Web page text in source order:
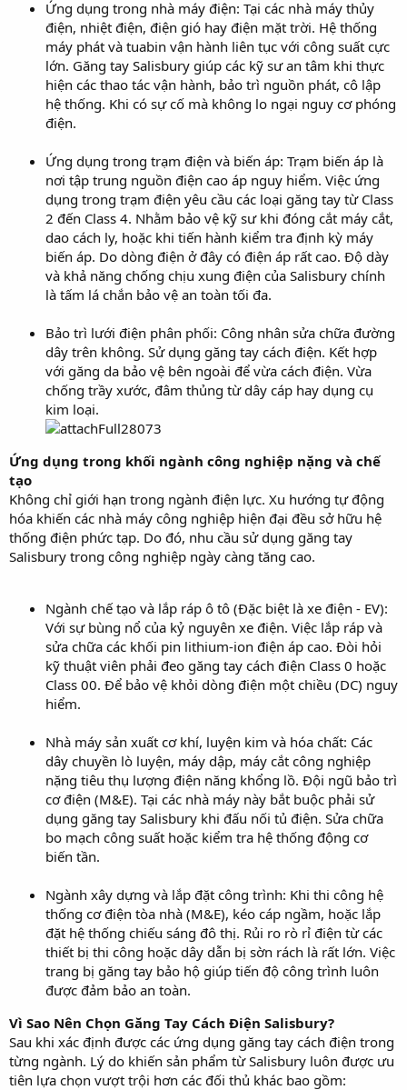
Ứng dụng trong nhà máy điện: Tại các nhà máy thủy
điện, nhiệt điện, điện gió hay điện mặt trời. Hệ thống
máy phát và tuabin vận hành liên tục với công suất cực
lớn. Găng tay Salisbury giúp các kỹ sư an tâm khi thực
hiện các thao tác vận hành, bảo trì nguồn phát, cô lập
hệ thống. Khi có sự cố mà không lo ngại nguy cơ phóng
điện.
Ứng dụng trong trạm điện và biến áp: Trạm biến áp là
nơi tập trung nguồn điện cao áp nguy hiểm. Việc ứng
dụng trong trạm điện yêu cầu các loại găng tay từ Class
2 đến Class 4. Nhằm bảo vệ kỹ sư khi đóng cắt máy cắt,
dao cách ly, hoặc khi tiến hành kiểm tra định kỳ máy
biến áp. Do dòng điện ở đây có điện áp rất cao. Độ dày
và khả năng chống chịu xung điện của Salisbury chính
là tấm lá chắn bảo vệ an toàn tối đa.
Bảo trì lưới điện phân phối: Công nhân sửa chữa đường
dây trên không. Sử dụng găng tay cách điện. Kết hợp
với găng da bảo vệ bên ngoài để vừa cách điện. Vừa
chống trầy xước, đâm thủng từ dây cáp hay dụng cụ
kim loại.
Ứng dụng trong khối ngành công nghiệp nặng và chế
tạo
Không chỉ giới hạn trong ngành điện lực. Xu hướng tự động
hóa khiến các nhà máy công nghiệp hiện đại đều sở hữu hệ
thống điện phức tạp. Do đó, nhu cầu sử dụng găng tay
Salisbury trong công nghiệp ngày càng tăng cao.
Ngành chế tạo và lắp ráp ô tô (Đặc biệt là xe điện - EV):
Với sự bùng nổ của kỷ nguyên xe điện. Việc lắp ráp và
sửa chữa các khối pin lithium-ion điện áp cao. Đòi hỏi
kỹ thuật viên phải đeo găng tay cách điện Class 0 hoặc
Class 00. Để bảo vệ khỏi dòng điện một chiều (DC) nguy
hiểm.
Nhà máy sản xuất cơ khí, luyện kim và hóa chất: Các
dây chuyền lò luyện, máy dập, máy cắt công nghiệp
nặng tiêu thụ lượng điện năng khổng lồ. Đội ngũ bảo trì
cơ điện (M&E). Tại các nhà máy này bắt buộc phải sử
dụng găng tay Salisbury khi đấu nối tủ điện. Sửa chữa
bo mạch công suất hoặc kiểm tra hệ thống động cơ
biến tần.
Ngành xây dựng và lắp đặt công trình: Khi thi công hệ
thống cơ điện tòa nhà (M&E), kéo cáp ngầm, hoặc lắp
đặt hệ thống chiếu sáng đô thị. Rủi ro rò rỉ điện từ các
thiết bị thi công hoặc dây dẫn bị sờn rách là rất lớn. Việc
trang bị găng tay bảo hộ giúp tiến độ công trình luôn
được đảm bảo an toàn.
Vì Sao Nên Chọn Găng Tay Cách Điện Salisbury?
Sau khi xác định được các ứng dụng găng tay cách điện trong
từng ngành. Lý do khiến sản phẩm từ Salisbury luôn được ưu
tiên lựa chọn vượt trội hơn các đối thủ khác bao gồm: